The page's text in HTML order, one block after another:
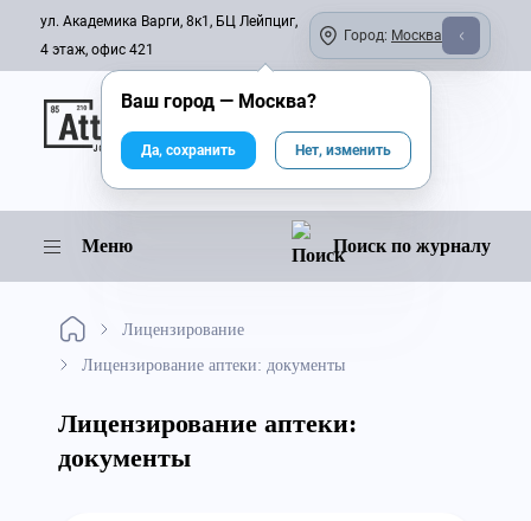
ул. Академика Варги, 8к1, БЦ Лейпциг,
4 этаж, офис 421
Город: Москва
Онлайн-журнал
Меню Поиск по журналу
Лицензирование
Лицензирование аптеки: документы
Лицензирование аптеки:
документы
Ваш город — Москва?
Да, сохранить Нет, изменить